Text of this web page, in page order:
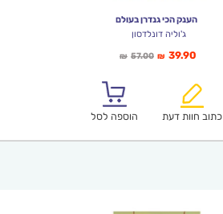
הענק הכי גנדרן בעולם
ג'וליה דונלדסון
₪ 57.00המחיר
₪57.00.
₪ 39.90
הוא:
כתוב חוות דעת
הוספה לסל